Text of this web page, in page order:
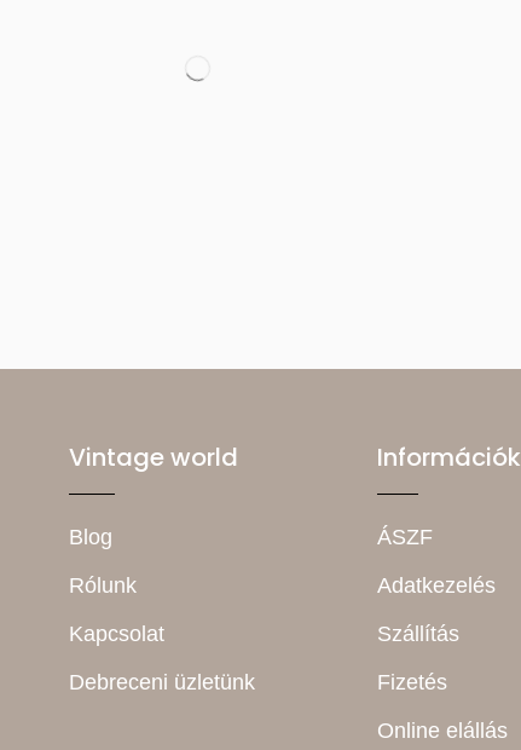
Vintage world
Blog
Rólunk
Kapcsolat
Debreceni üzletünk
Információk
ÁSZF
Adatkezelés
Szállítás
Fizetés
Online elállás